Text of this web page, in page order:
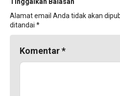
Tinggalkan Balasan
Alamat email Anda tidak akan
ditandai *
Komentar*